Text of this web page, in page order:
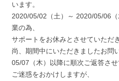
います。
2020/05/02（土）～ 2020/05/06
業の為、
サポートをお休みとさせていただ
尚、期間中にいただきましたお問
05/07（木）以降に順次ご返答させ
ご迷惑をおかけしますが、